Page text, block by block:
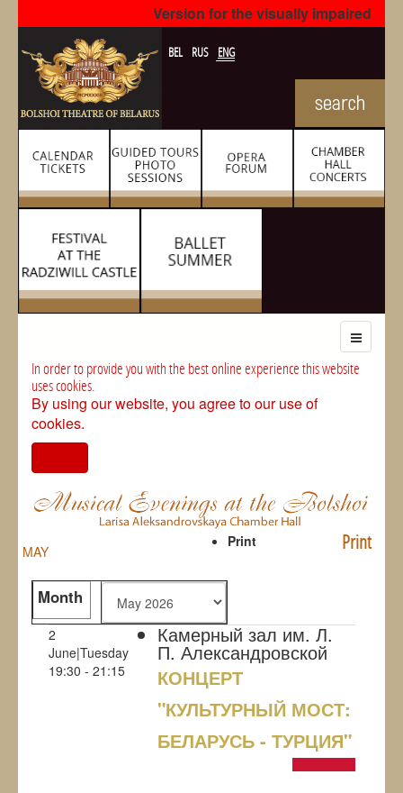
Version for the visually impaired
BEL RUS ENG
In order to provide you with the best online experience this website
uses cookies.
By using our website, you agree to our use of
cookies.
MAY
Month
Print
Print
2
June|Tuesday
19:30 - 21:15
Камерный зал им. Л.
П. Александровской
КОНЦЕРТ
"КУЛЬТУРНЫЙ МОСТ:
БЕЛАРУСЬ - ТУРЦИЯ"